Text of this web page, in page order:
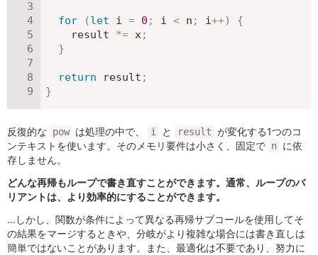
for (let i = 0 ; i < n ; i++)
{
    result
*= x;
}
return result ;
}
反復的な pow は処理の中で、 i と result が変化する1つのコ
ンテキストを使います。そのメモリ要件は小さく、固定で n に依
存しません。
どんな再帰もループで書き直すことができます。通常、ループのバ
リアントは、より効率的にすることができます。
…しかし、関数が条件によって異なる再帰サブコールを使用してそ
の結果をマージするときや、分岐がより複雑な場合には書き直しは
簡単ではないことがあります。また、最適化は不要であり、努力に